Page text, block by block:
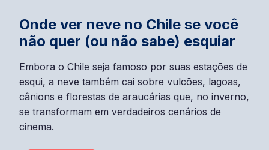
Onde ver neve no Chile se você
não quer (ou não sabe) esquiar
Embora o Chile seja famoso por suas estações de
esqui, a neve também cai sobre vulcões, lagoas,
cânions e florestas de araucárias que, no inverno,
se transformam em verdadeiros cenários de
cinema.